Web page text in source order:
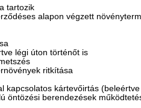
tartozik
alapon végzett
légi úton történőt is
ritkítása
kapcsolatos kártevőirtás
öntözési berendezések